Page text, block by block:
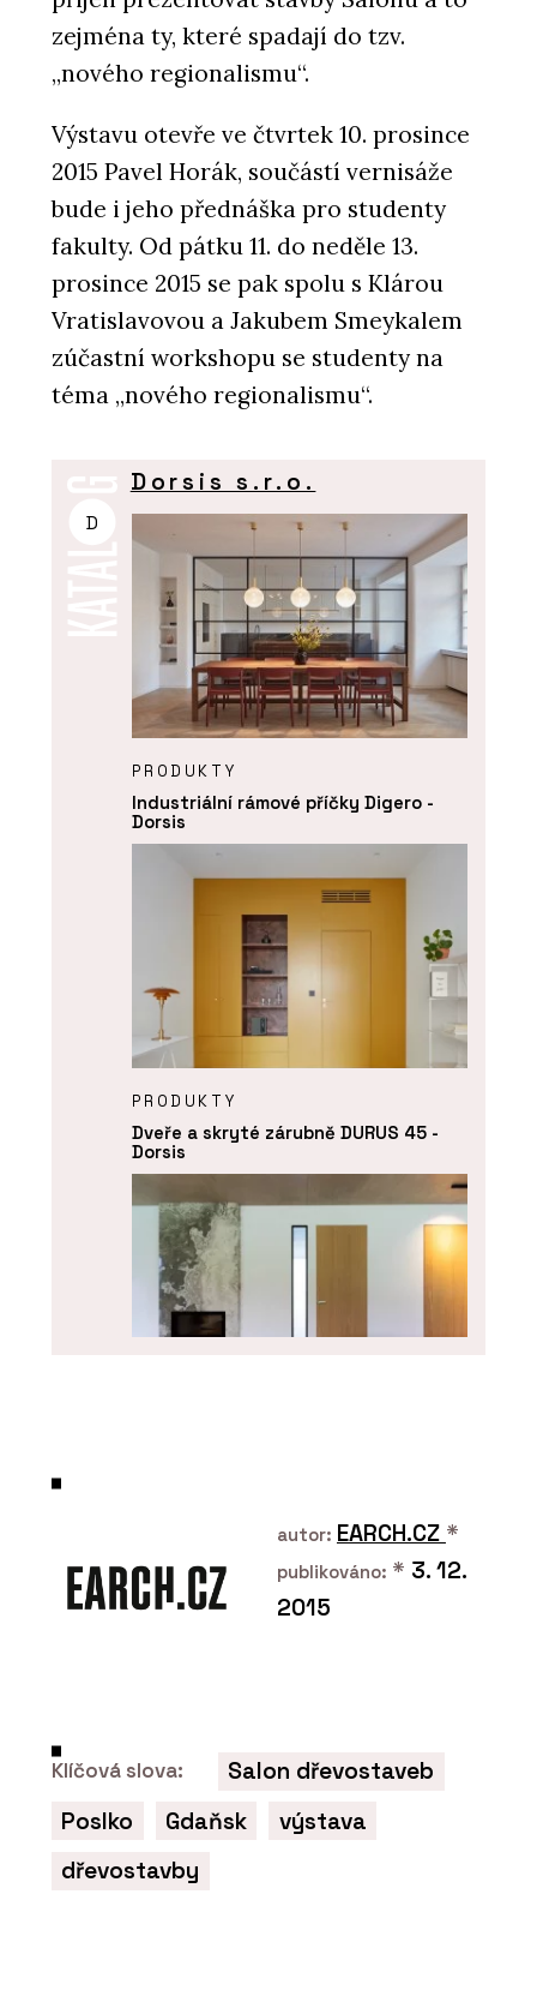
zejména ty, které spadají do tzv.
„nového regionalismu“.
Výstavu otevře ve čtvrtek 10. prosince
2015 Pavel Horák, součástí vernisáže
bude i jeho přednáška pro studenty
fakulty. Od pátku 11. do neděle 13.
prosince 2015 se pak spolu s Klárou
Vratislavovou a Jakubem Smeykalem
zúčastní workshopu se studenty na
téma „nového regionalismu“.
D
Dorsis s.r.o.
PRODUKTY
Industriální rámové příčky Digero -
Dorsis
PRODUKTY
Dveře a skryté zárubně DURUS 45 -
Dorsis
ČLÁNKY
možný, ale vyžaduje větší přesnost,
disciplínu i kontrolu
autor: EARCH.CZ *
publikováno: * 3. 12.
2015
Klíčová slova:
Salon dřevostaveb
Poslko
Gdaňsk
výstava
dřevostavby